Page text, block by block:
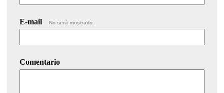
E-mail No será mostrado.
Comentario